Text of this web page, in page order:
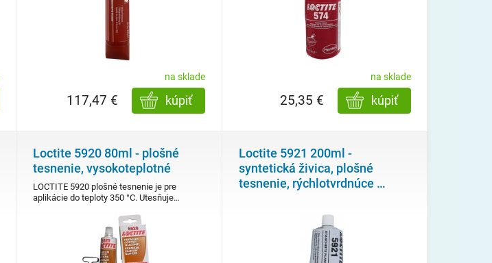
na sklade
kúpiť
117,47 €
na sklade
kúpiť
25,35 €
Loctite 5920 80ml - plošné
tesnenie, vysokoteplotné
LOCTITE 5920 plošné tesnenie je pre
aplikácie do teploty 350 °C. Utesňuje…
Loctite 5921 200ml -
syntetická živica, plošné
tesnenie, rýchlotvrdnúce …